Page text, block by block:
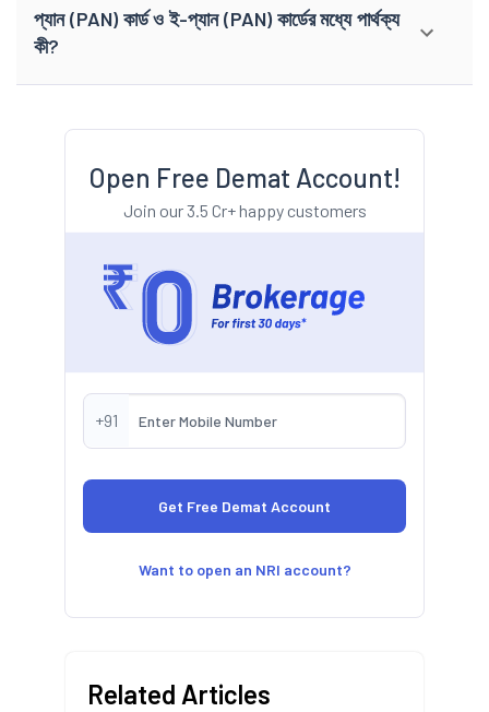
প্যান (PAN) কার্ড ও ই-প্যান (PAN) কার্ডের মধ্যে পার্থক্য
কী?
Open Free Demat Account!
Join our 3.5 Cr+ happy customers
+91
Want to open an NRI account?
Related Articles